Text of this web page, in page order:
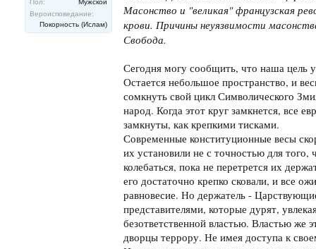
Пол:
Мужской
Вероисповедание:
Покорность (Ислам)
Масонство и "великая" французская
крови. Причины неуязвимости
Свобода.
Сегодня могу сообщить, что наша цель
Остается небольшое пространство, и
сомкнуть свой цикл Символического
народ. Когда этот круг замкнется, все
замкнуты, как крепкими тисками.
Современные конституционные весы
их установили не с точностью для того,
колебаться, пока не перетрется их
его достаточно крепко сковали, и все
равновесие. Но держатель -
представителями, которые дурят,
безответственной властью. Властью же
дворцы террору. Не имея доступа к